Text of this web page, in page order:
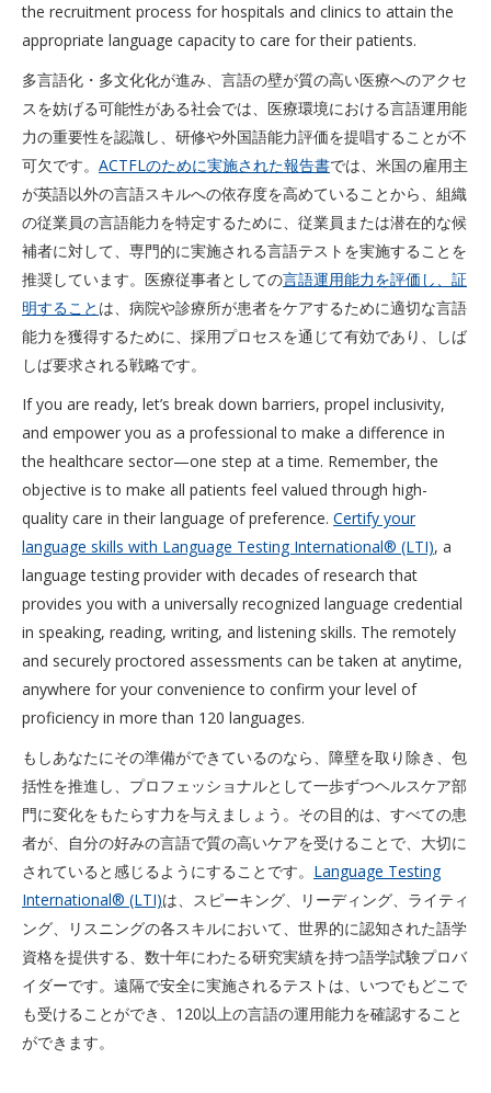
the recruitment process for hospitals and clinics to attain the
appropriate language capacity to care for their patients.
多言語化・多文化化が進み、言語の壁が質の高い医療へのアクセ
スを妨げる可能性がある社会では、医療環境における言語運用能
力の重要性を認識し、研修や外国語能力評価を提唱することが不
可欠です。 ACTFLのために実施された報告書では、米国の雇用主
が英語以外の言語スキルへの依存度を高めていることから、組織
の従業員の言語能力を特定するために、従業員または潜在的な候
補者に対して、専門的に実施される言語テストを実施することを
推奨しています。医療従事者としての言語運用能力を評価し、証
明すること は、病院や診療所が患者をケアするために適切な言語
能力を獲得するために、採用プロセスを通じて有効であり、しば
しば要求される戦略です。
If you are ready, let’s break down barriers, propel inclusivity,
and empower you as a professional to make a difference in
the healthcare sector—one step at a time. Remember, the
objective is to make all patients feel valued through high-
quality care in their language of preference. Certify your
language skills with Language Testing International®️ (LTI), a
language testing provider with decades of research that
provides you with a universally recognized language credential
in speaking, reading, writing, and listening skills. The remotely
and securely proctored assessments can be taken at anytime,
anywhere for your convenience to confirm your level of
proficiency in more than 120 languages.
もしあなたにその準備ができているのなら、障壁を取り除き、包
括性を推進し、プロフェッショナルとして一歩ずつヘルスケア部
門に変化をもたらす力を与えましょう。その目的は、すべての患
者が、自分の好みの言語で質の高いケアを受けることで、大切に
されていると感じるようにすることです。 Language Testing
International®️ (LTI)は、スピーキング、リーディング、ライティ
ング、リスニングの各スキルにおいて、世界的に認知された語学
資格を提供する、数十年にわたる研究実績を持つ語学試験プロバ
イダーです。遠隔で安全に実施されるテストは、いつでもどこで
も受けることができ、120以上の言語の運用能力を確認すること
ができます。